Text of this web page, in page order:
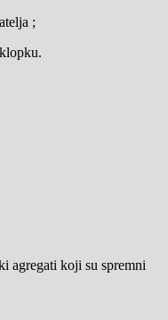
;
koji su spremni